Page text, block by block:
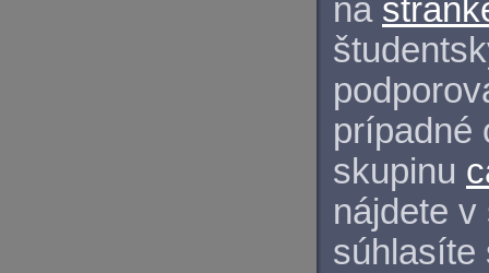
na
prípadné
skupinu
nájdete